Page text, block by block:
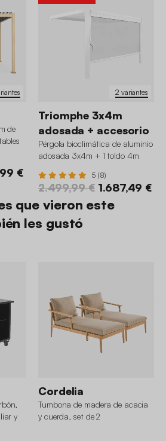
de
€
2 variantes
Triomphe 3x4m
adosada + accesorio
Pérgola bioclimática de aluminio
adosada 3x4m + 1 toldo 4m
5 (8)
2.499,99 € 1.687,49 €
que vieron este
les gustó
y
Cordelia
Tumbona de madera de acacia
y cuerda, set de 2